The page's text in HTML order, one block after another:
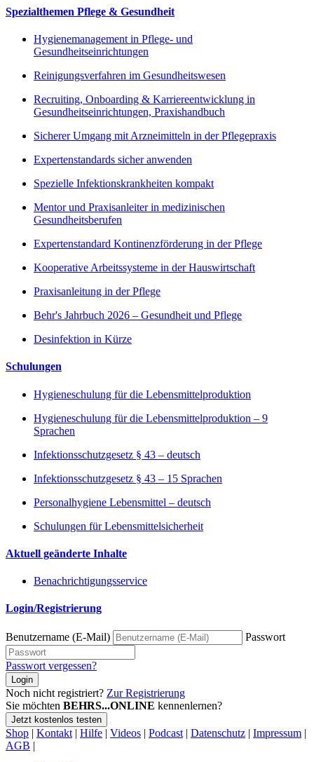
Spezialthemen Pflege & Gesundheit
Hygienemanagement in Pflege- und
Gesundheitseinrichtungen
Reinigungsverfahren im Gesundheitswesen
Recruiting, Onboarding & Karriereentwicklung in
Gesundheitseinrichtungen, Praxishandbuch
Sicherer Umgang mit Arzneimitteln in der Pflegepraxis
Expertenstandards sicher anwenden
Spezielle Infektionskrankheiten kompakt
Mentor und Praxisanleiter in medizinischen
Gesundheitsberufen
Expertenstandard Kontinenzförderung in der Pflege
Kooperative Arbeitssysteme in der Hauswirtschaft
Praxisanleitung in der Pflege
Behr's Jahrbuch 2026 – Gesundheit und Pflege
Desinfektion in Kürze
Schulungen
Hygieneschulung für die Lebensmittelproduktion
Hygieneschulung für die Lebensmittelproduktion – 9
Sprachen
Infektionsschutzgesetz § 43 – deutsch
Infektionsschutzgesetz § 43 – 15 Sprachen
Personalhygiene Lebensmittel – deutsch
Schulungen für Lebensmittelsicherheit
Aktuell geänderte Inhalte
Benachrichtigungsservice
Login/Registrierung
Benutzername (E-Mail) Passwort
Passwort vergessen?
Login
Noch nicht registriert? Zur Registrierung
Sie möchten BEHRS...ONLINE kennenlernen?
Jetzt kostenlos testen
Shop | Kontakt | Hilfe | Videos | Podcast | Datenschutz | Impressum |
AGB |